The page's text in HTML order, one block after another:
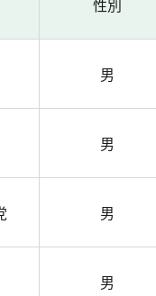
性別
男
男
男
男